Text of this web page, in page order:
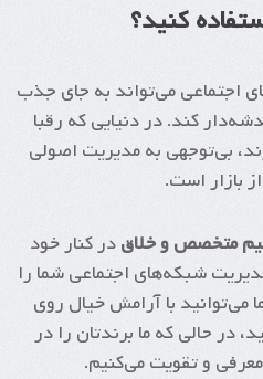
کنید؟
اجتماعی می‌تواند به جای جذب
کند. در دنیایی که رقبا
بی‌توجهی به مدیریت اصولی
بازار است.
متخصص و خلاقدر کنار خود
شبکه‌های اجتماعی شما را
می‌توانید با آرامش خیال روی
در حالی که ما برندتان را در
و تقویت می‌کنیم.